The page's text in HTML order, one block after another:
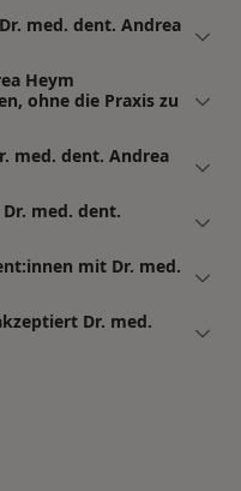
med. dent. Andrea
Heym
ohne die Praxis zu
med. dent. Andrea
med. dent.
mit Dr. med.
Dr. med.